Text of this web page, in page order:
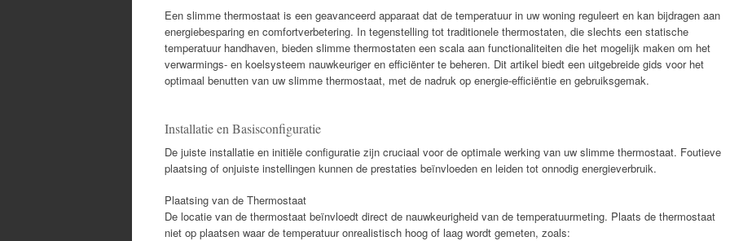
Een slimme thermostaat is een geavanceerd apparaat dat de temperatuur in uw woning reguleert en kan bijdragen aan
energiebesparing en comfortverbetering. In tegenstelling tot traditionele thermostaten, die slechts een statische
temperatuur handhaven, bieden slimme thermostaten een scala aan functionaliteiten die het mogelijk maken om het
verwarmings- en koelsysteem nauwkeuriger en efficiënter te beheren. Dit artikel biedt een uitgebreide gids voor het
optimaal benutten van uw slimme thermostaat, met de nadruk op energie-efficiëntie en gebruiksgemak.
Installatie en Basisconfiguratie
De juiste installatie en initiële configuratie zijn cruciaal voor de optimale werking van uw slimme thermostaat. Foutieve
plaatsing of onjuiste instellingen kunnen de prestaties beïnvloeden en leiden tot onnodig energieverbruik.
Plaatsing van de Thermostaat
De locatie van de thermostaat beïnvloedt direct de nauwkeurigheid van de temperatuurmeting. Plaats de thermostaat
niet op plaatsen waar de temperatuur onrealistisch hoog of laag wordt gemeten, zoals: